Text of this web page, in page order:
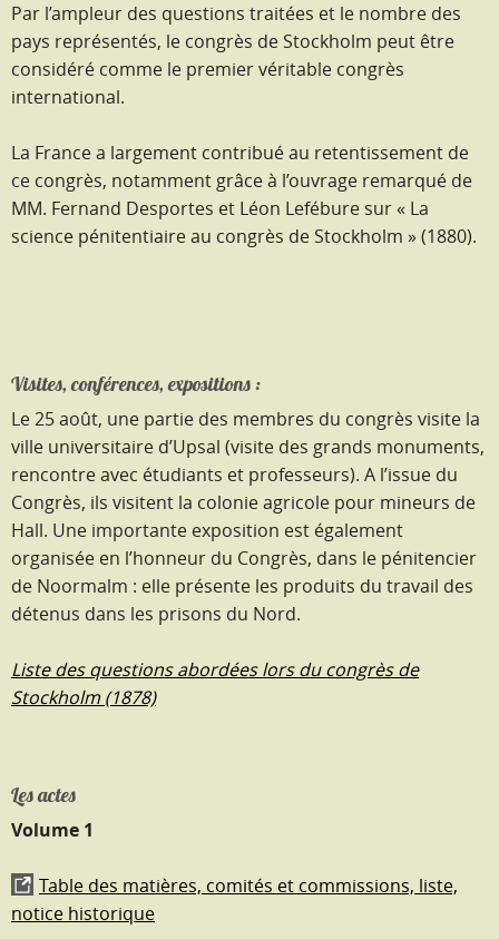
Par l’ampleur des questions traitées et le nombre des
pays représentés, le congrès de Stockholm peut être
considéré comme le premier véritable congrès
international.
La France a largement contribué au retentissement de
ce congrès, notamment grâce à l’ouvrage remarqué de
MM. Fernand Desportes et Léon Lefébure sur « La
science pénitentiaire au congrès de Stockholm » (1880).
Visites, conférences, expositions :
Le 25 août, une partie des membres du congrès visite la
ville universitaire d’Upsal (visite des grands monuments,
rencontre avec étudiants et professeurs). A l’issue du
Congrès, ils visitent la colonie agricole pour mineurs de
Hall. Une importante exposition est également
organisée en l’honneur du Congrès, dans le pénitencier
de Noormalm : elle présente les produits du travail des
détenus dans les prisons du Nord.
Liste des questions abordées lors du congrès de
Stockholm (1878)
Les actes
Volume 1
Table des matières, comités et commissions, liste,
notice historique